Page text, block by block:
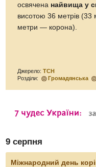
освячена найвища у
висотою 36 метрів (33
метри — корона).
Джерело:ТСН
Розділи:
Громадянська
9 серпня
Міжнародний день